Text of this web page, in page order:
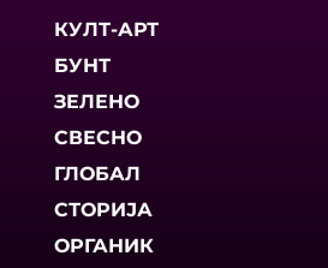
КУЛТ-АРТ
БУНТ
ЗЕЛЕНО
СВЕСНО
ГЛОБАЛ
СТОРИЈА
ОРГАНИК